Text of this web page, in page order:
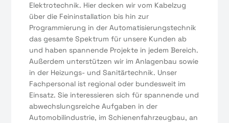
Elektrotechnik. Hier decken wir vom Kabelzug
über die Feininstallation bis hin zur
Programmierung in der Automatisierungstechnik
das gesamte Spektrum für unsere Kunden ab
und haben spannende Projekte in jedem Bereich.
Außerdem unterstützen wir im Anlagenbau sowie
in der Heizungs- und Sanitärtechnik. Unser
Fachpersonal ist regional oder bundesweit im
Einsatz. Sie interessieren sich für spannende und
abwechslungsreiche Aufgaben in der
Automobilindustrie, im Schienenfahrzeugbau, an